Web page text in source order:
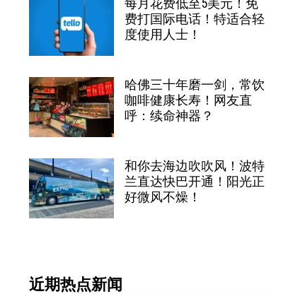
每月花费低至5美元！免
费打国际电话！特适合轻
度使用人士！
哈佛三十年磨一剑，常饮
咖啡健康长寿！网友直
呼：续命神器？
和你去海边吹吹风！波特
兰直达快巴开通！阳光正
好微风不燥！
近期热点新闻